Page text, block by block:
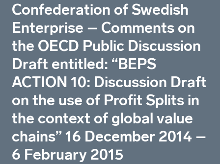
Confederation of Swedish
Enterprise – Comments on
the OECD Public Discussion
Draft entitled: “BEPS
ACTION 10: Discussion Draft
on the use of Profit Splits in
the context of global value
chains” 16 December 2014 –
6 February 2015